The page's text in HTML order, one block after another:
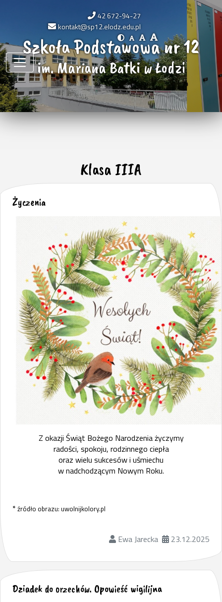
42 672-94-27
kontakt@sp12.elodz.edu.pl
Szkoła Podstawowa nr 12
im. Mariana Batki w Łodzi
Klasa IIIA
Życzenia
Z okazji Świąt Bożego Narodzenia życzymy
radości, spokoju, rodzinnego ciepła
oraz wielu sukcesów i uśmiechu
w nadchodzącym Nowym Roku.
* źródło obrazu: uwolnijkolory.pl
Ewa Jarecka 23.12.2025
Dziadek do orzechów. Opowieść wigilijna